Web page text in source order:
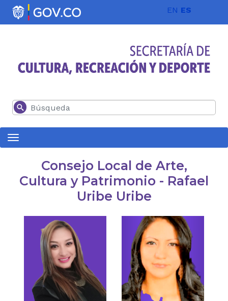
Pasar al contenido principal EN ES
Buscar
Consejo Local de Arte,
Cultura y Patrimonio - Rafael
Uribe Uribe